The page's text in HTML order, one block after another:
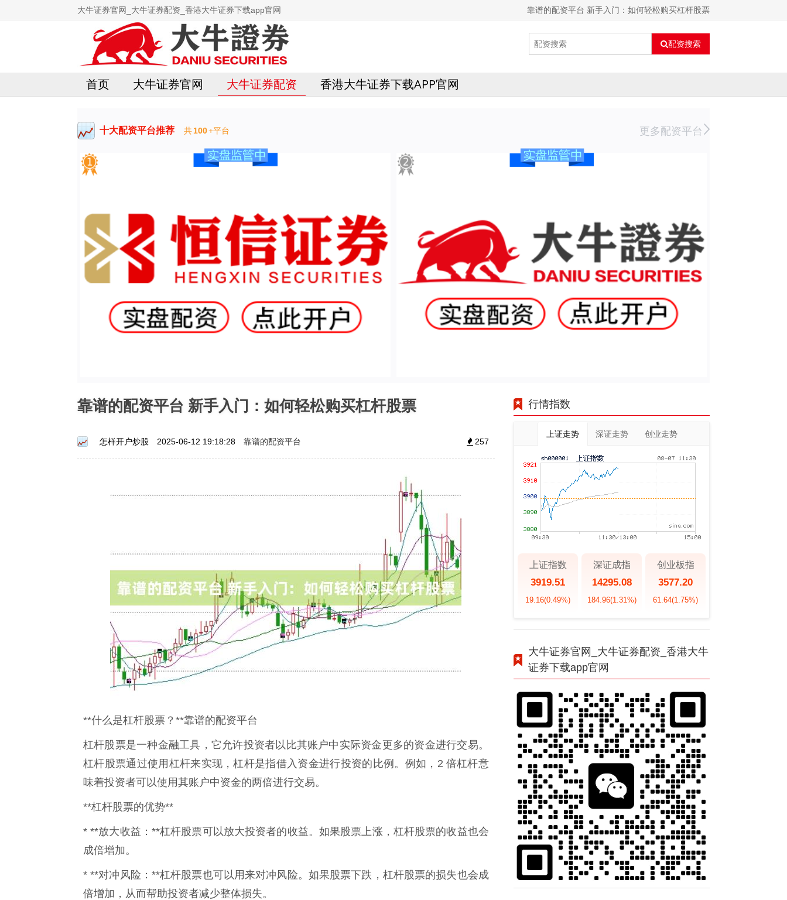
大牛证券官网_大牛证券配资_香港大牛证券下载app官网 靠谱的配资平台 新手入门：如何轻松购买杠杆股票
配资搜索
首页 大牛证券官网 大牛证券配资 香港大牛证券下载APP官网
十大配资平台推荐 共100+平台 更多配资平台
靠谱的配资平台 新手入门：如何轻松购买杠杆股票
怎样开户炒股 2025-06-12 19:18:28 靠谱的配资平台 257
**什么是杠杆股票？**靠谱的配资平台
杠杆股票是一种金融工具，它允许投资者以比其账户中实际资金更多的资金进行交易。
杠杆股票通过使用杠杆来实现，杠杆是指借入资金进行投资的比例。例如，2 倍杠杆意
味着投资者可以使用其账户中资金的两倍进行交易。
**杠杆股票的优势**
* **放大收益：**杠杆股票可以放大投资者的收益。如果股票上涨，杠杆股票的收益也会
成倍增加。
* **对冲风险：**杠杆股票也可以用来对冲风险。如果股票下跌，杠杆股票的损失也会成
倍增加，从而帮助投资者减少整体损失。
行情指数
上证走势 深证走势 创业走势
上证指数
3919.51
19.16(0.49%)
深证成指
14295.08
184.96(1.31%)
创业板指
3577.20
61.64(1.75%)
大牛证券官网_大牛证券配资_香港大牛
证券下载app官网